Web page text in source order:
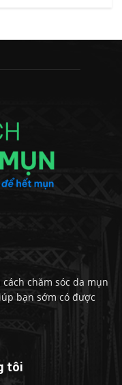
chăm sóc da mụn
bạn sớm có được
tôi